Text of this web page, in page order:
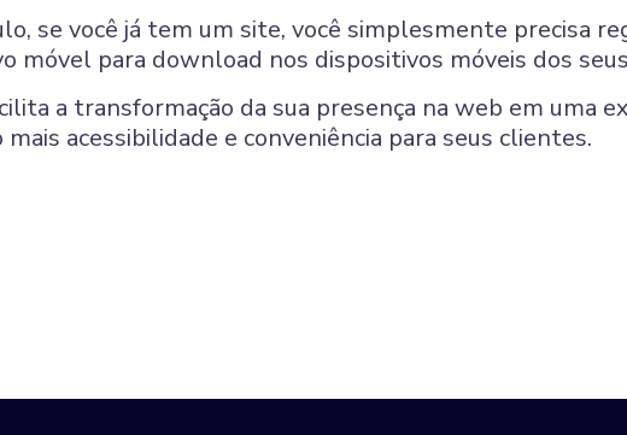
se você já tem um site, você simplesmente precisa
móvel para download nos dispositivos móveis dos
a transformação da sua presença na web em uma
acessibilidade e conveniência para seus clientes.